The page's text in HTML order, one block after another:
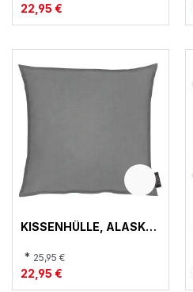
22,95 €
KISSENHÜLLE, ALASKA
* 25,95 €
22,95 €